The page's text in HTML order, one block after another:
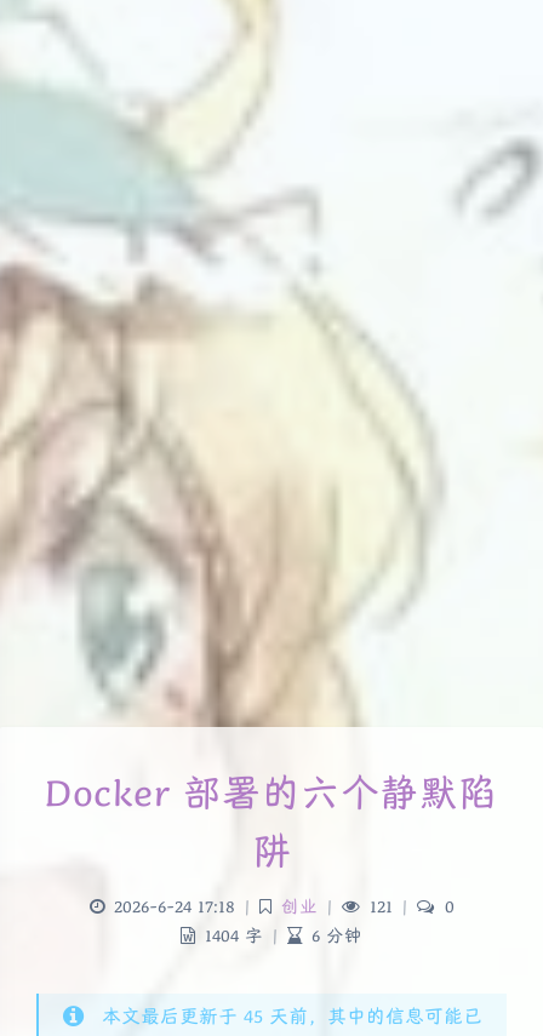
Docker 部署的六个静默陷
阱
2026-6-24 17:18 | 创业 | 121 |
0
1404 字 | 6 分钟
本文最后更新于 45 天前，其中的信息可能已